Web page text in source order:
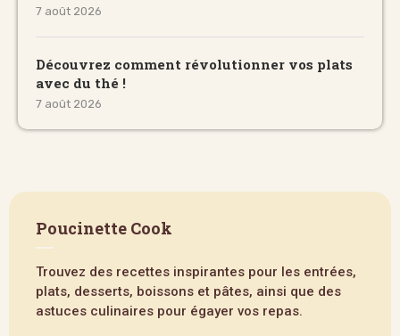
7 août 2026
Découvrez comment révolutionner vos plats
avec du thé !
7 août 2026
Poucinette Cook
Trouvez des recettes inspirantes pour les entrées,
plats, desserts, boissons et pâtes, ainsi que des
astuces culinaires pour égayer vos repas.